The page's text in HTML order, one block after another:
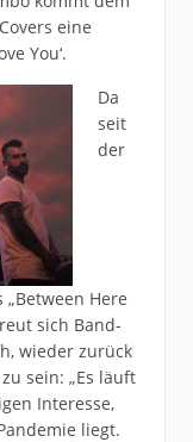
eine
You‘.
Da
seit
der
Here
sich Band-
wieder zurück
sein: „Es läuft
Interesse,
liegt.